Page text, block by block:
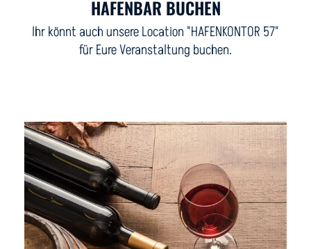
HAFENBAR BUCHEN
Ihr könnt auch unsere Location "HAFENKONTOR 57"
für Eure Veranstaltung buchen.